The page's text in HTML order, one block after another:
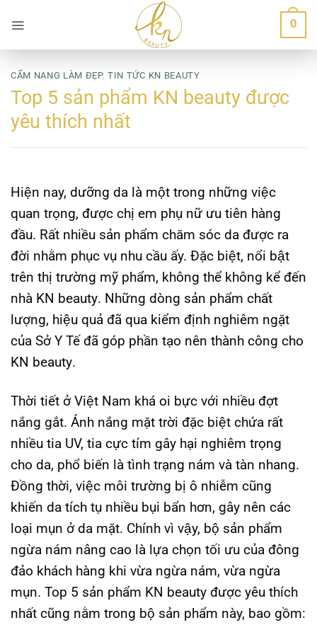
qua
nội
dung
0
CẨM NANG LÀM ĐẸP,TIN TỨC KN BEAUTY
Top 5 sản phẩm KN beauty được
yêu thích nhất
Hiện nay, dưỡng da là một trong những việc
quan trọng, được chị em phụ nữ ưu tiên hàng
đầu. Rất nhiều sản phẩm chăm sóc da được ra
đời nhằm phục vụ nhu cầu ấy. Đặc biệt, nổi bật
trên thị trường mỹ phẩm, không thể không kể đến
nhà KN beauty. Những dòng sản phẩm chất
lượng, hiệu quả đã qua kiểm định nghiêm ngặt
của Sở Y Tế đã góp phần tạo nên thành công cho
KN beauty.
Thời tiết ở Việt Nam khá oi bực với nhiều đợt
nắng gắt. Ánh nắng mặt trời đặc biệt chứa rất
nhiều tia UV, tia cực tím gây hại nghiêm trọng
cho da, phổ biến là tình trạng nám và tàn nhang.
Đồng thời, việc môi trường bị ô nhiễm cũng
khiến da tích tụ nhiều bụi bẩn hơn, gây nên các
loại mụn ở da mặt. Chính vì vậy, bộ sản phẩm
ngừa nám nâng cao là lựa chọn tối ưu của đông
đảo khách hàng khi vừa ngừa nám, vừa ngừa
mụn. Top 5 sản phẩm KN beauty được yêu thích
nhất cũng nằm trong bộ sản phẩm này, bao gồm: